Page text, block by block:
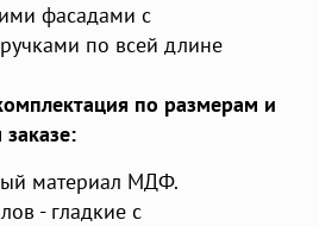
фасадами с
по всей длине
по размерам и
материал МДФ.
- гладкие с